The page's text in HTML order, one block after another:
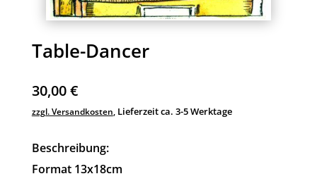
Table-Dancer
30,00€
zzgl. Versandkosten, Lieferzeit ca. 3-5 Werktage
Beschreibung:
Format 13x18cm